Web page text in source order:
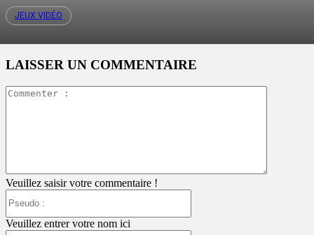
JEUX VIDÉO
LAISSER UN COMMENTAIRE
Veuillez saisir votre commentaire !
Veuillez entrer votre nom ici